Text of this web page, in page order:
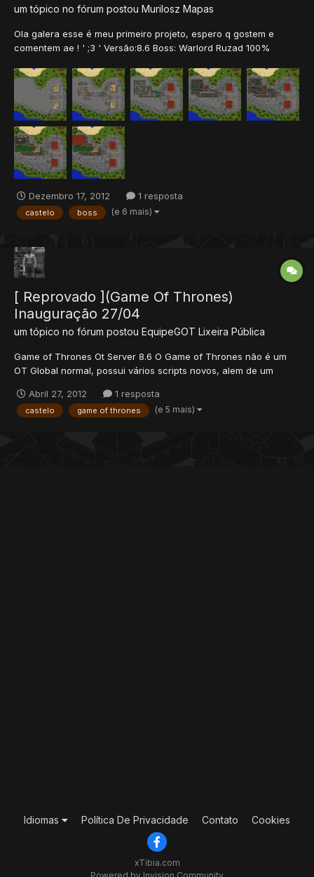
um tópico no fórum postou Murilosz Mapas
Ola galera esse é meu primeiro projeto, espero q gostem e
comentem ae ! ' ;3 ' Versão:8.6 Boss: Warlord Ruzad 100%
Scan:https://www.virustot...sis/1355764428/
Dezembro 17, 2012 1 resposta
castelo boss (e 6 mais)
[ Reprovado ](Game Of Thrones)
Inauguração 27/04
um tópico no fórum postou EquipeGOT Lixeira Pública
Game of Thrones Ot Server 8.6 O Game of Thrones não é um
OT Global normal, possui vários scripts novos, alem de um
guildas podem ter um castelo, e correm o risco de ter o mesmo
invadido, que tal guerrear no seu próprio castelo?...
Abril 27, 2012 1 resposta
castelo game of thrones (e 5 mais)
Idiomas Política De Privacidade Contato Cookies
xTibia.com